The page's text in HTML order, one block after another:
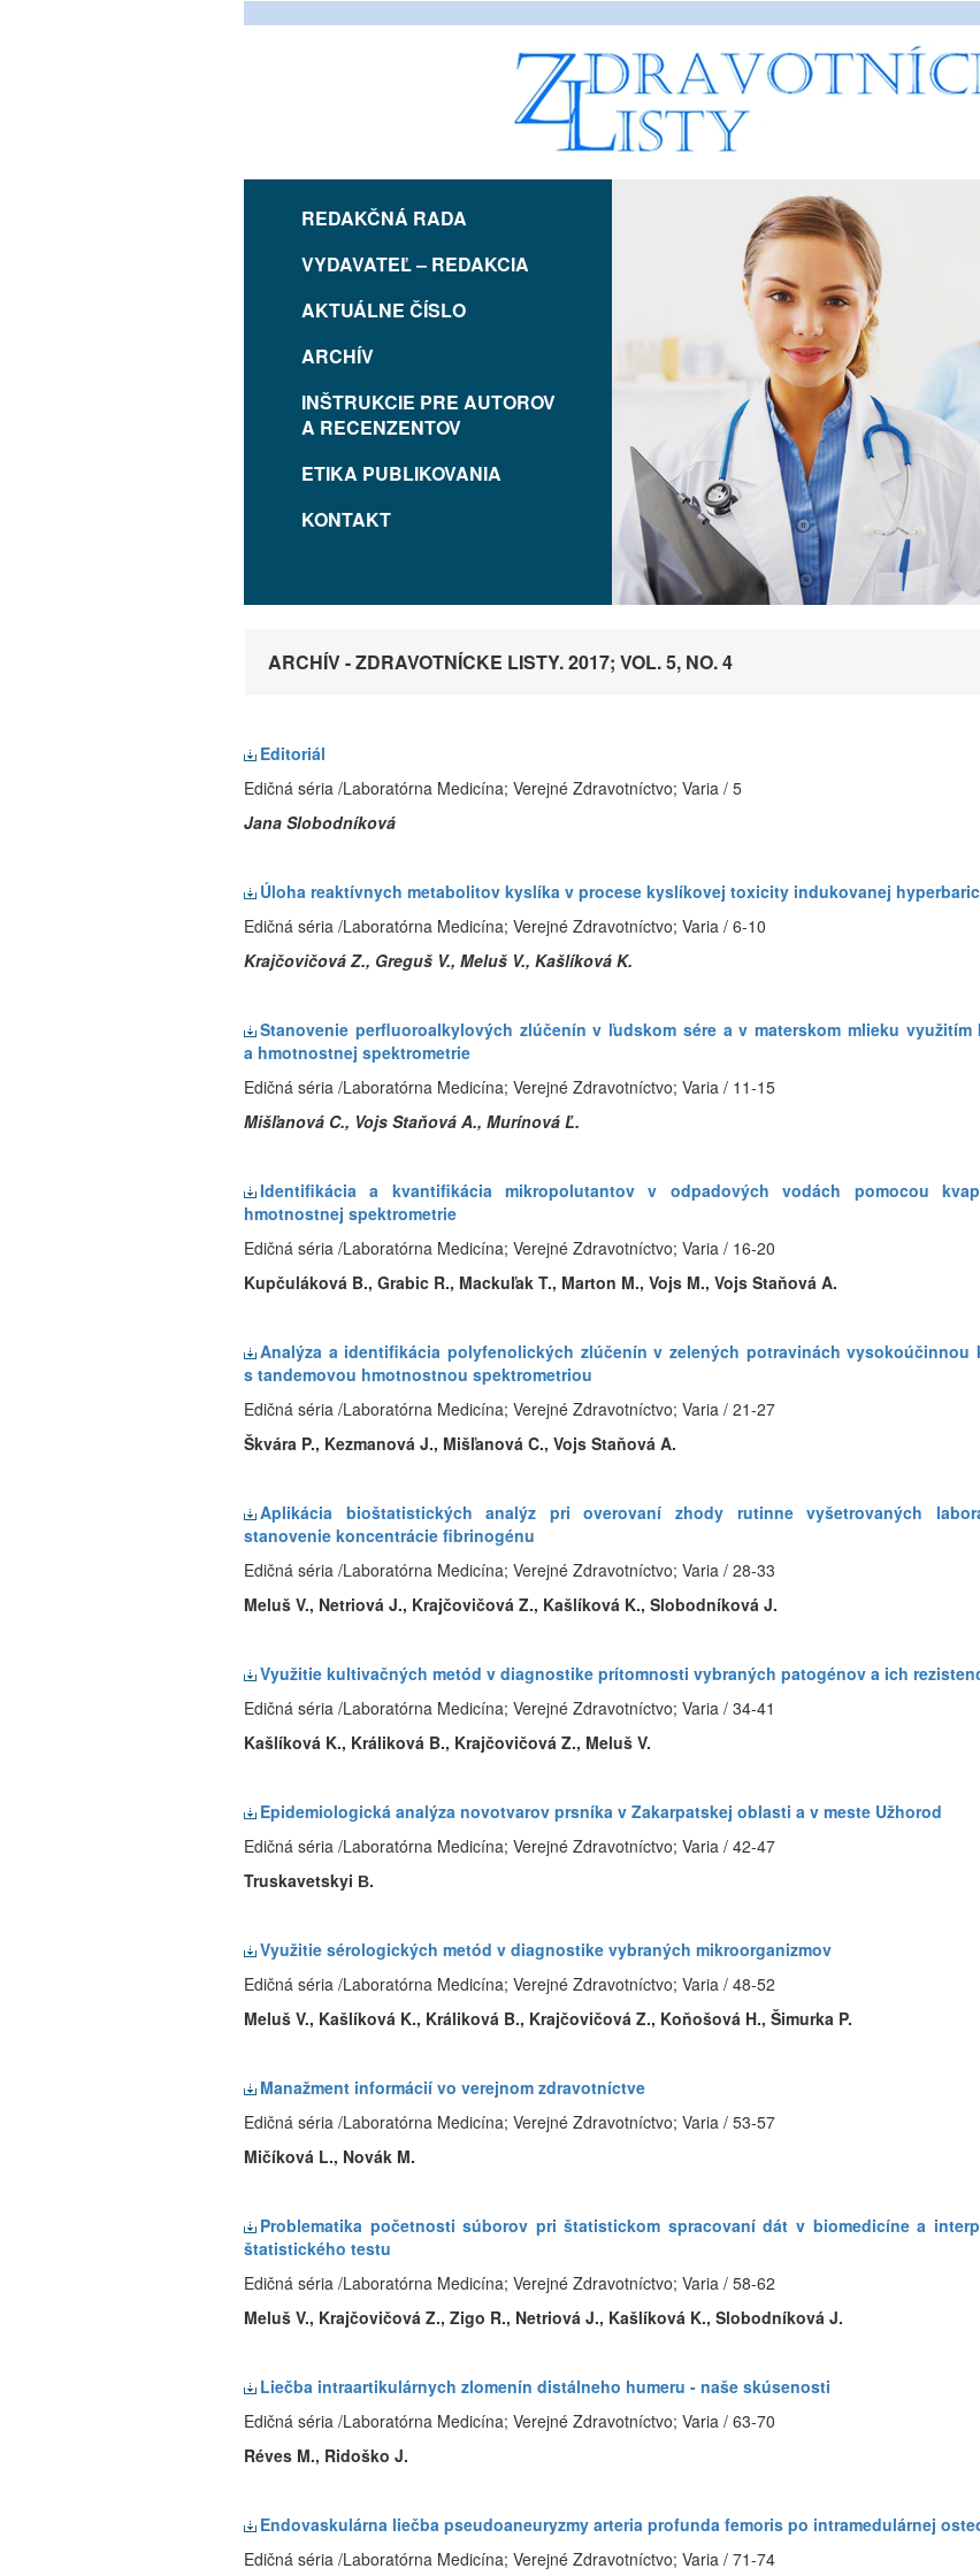
REDAKČNÁ RADA
VYDAVATEĽ – REDAKCIA
AKTUÁLNE ČÍSLO
ARCHÍV
INŠTRUKCIE PRE AUTOROV
A RECENZENTOV
ETIKA PUBLIKOVANIA
KONTAKT
ARCHÍV - ZDRAVOTNÍCKE LISTY. 2017; VOL. 5, NO. 4
Editoriál
Edičná séria /Laboratórna Medicína; Verejné Zdravotníctvo; Varia / 5
Jana Slobodníková
Úloha reaktívnych metabolitov kyslíka v procese kyslíkovej toxicity indukovanej
Edičná séria /Laboratórna Medicína; Verejné Zdravotníctvo; Varia / 6-10
Krajčovičová Z., Greguš V., Meluš V., Kašlíková K.
Stanovenie perfluoroalkylových zlúčenín v ľudskom sére a v materskom mlieku
a hmotnostnej spektrometrie
Edičná séria /Laboratórna Medicína; Verejné Zdravotníctvo; Varia / 11-15
Mišľanová C., Vojs Staňová A., Murínová Ľ.
Identifikácia a kvantifikácia mikropolutantov v odpadových vodách pomocou
hmotnostnej spektrometrie
Edičná séria /Laboratórna Medicína; Verejné Zdravotníctvo; Varia / 16-20
Kupčuláková B., Grabic R., Mackuľak T., Marton M., Vojs M., Vojs Staňová A.
Analýza a identifikácia polyfenolických zlúčenín v zelených potravinách
s tandemovou hmotnostnou spektrometriou
Edičná séria /Laboratórna Medicína; Verejné Zdravotníctvo; Varia / 21-27
Škvára P., Kezmanová J., Mišľanová C., Vojs Staňová A.
Aplikácia bioštatistických analýz pri overovaní zhody rutinne vyšetrovaných
stanovenie koncentrácie fibrinogénu
Edičná séria /Laboratórna Medicína; Verejné Zdravotníctvo; Varia / 28-33
Meluš V., Netriová J., Krajčovičová Z., Kašlíková K., Slobodníková J.
Využitie kultivačných metód v diagnostike prítomnosti vybraných patogénov a ich
Edičná séria /Laboratórna Medicína; Verejné Zdravotníctvo; Varia / 34-41
Kašlíková K., Králiková B., Krajčovičová Z., Meluš V.
Epidemiologická analýza novotvarov prsníka v Zakarpatskej oblasti a v meste Užhorod
Edičná séria /Laboratórna Medicína; Verejné Zdravotníctvo; Varia / 42-47
Truskavetskyi В.
Využitie sérologických metód v diagnostike vybraných mikroorganizmov
Edičná séria /Laboratórna Medicína; Verejné Zdravotníctvo; Varia / 48-52
Meluš V., Kašlíková K., Králiková B., Krajčovičová Z., Koňošová H., Šimurka P.
Manažment informácií vo verejnom zdravotníctve
Edičná séria /Laboratórna Medicína; Verejné Zdravotníctvo; Varia / 53-57
Mičíková L., Novák M.
Problematika početnosti súborov pri štatistickom spracovaní dát v biomedicíne a
štatistického testu
Edičná séria /Laboratórna Medicína; Verejné Zdravotníctvo; Varia / 58-62
Meluš V., Krajčovičová Z., Zigo R., Netriová J., Kašlíková K., Slobodníková J.
Liečba intraartikulárnych zlomenín distálneho humeru - naše skúsenosti
Edičná séria /Laboratórna Medicína; Verejné Zdravotníctvo; Varia / 63-70
Réves M., Ridoško J.
Endovaskulárna liečba pseudoaneuryzmy arteria profunda femoris po intramedulárnej
Edičná séria /Laboratórna Medicína; Verejné Zdravotníctvo; Varia / 71-74